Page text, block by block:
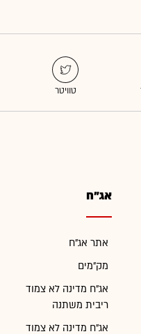
אג"ח
אתר אג"ח
מק"מים
אג"ח מדינה לא צמוד
ריבית משתנה
אג"ח מדינה לא צמוד